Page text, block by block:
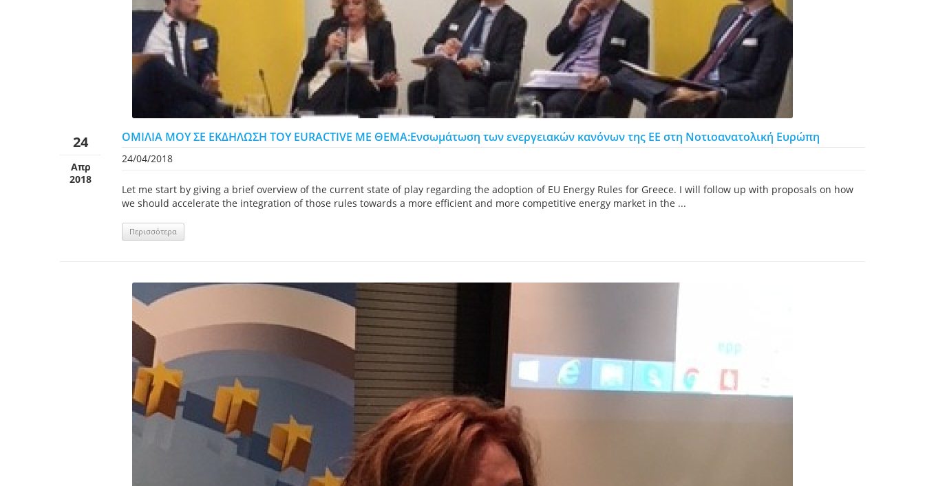
24
Απρ
2018
ΟΜΙΛΙΑ ΜΟΥ ΣΕ ΕΚΔΗΛΩΣΗ ΤΟΥ EURACTIVE ME ΘΕΜΑ:Ενσωμάτωση των ενεργειακών κανόνων της ΕΕ στη Νοτιοανατολική Ευρώπη
24/04/2018
Let me start by giving a brief overview of the current state of play regarding the adoption of EU Energy Rules for Greece. I will follow up with proposals on how
we should accelerate the integration of those rules towards a more efficient and more competitive energy market in the ...
Περισσότερα